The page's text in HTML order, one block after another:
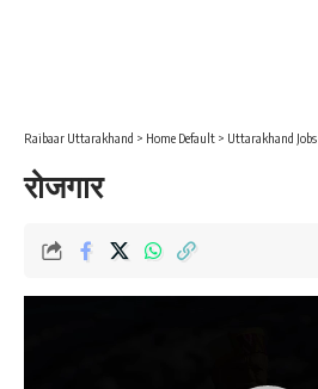
Raibaar Uttarakhand > Home Default > Uttarakhand Jobs
रोजगार